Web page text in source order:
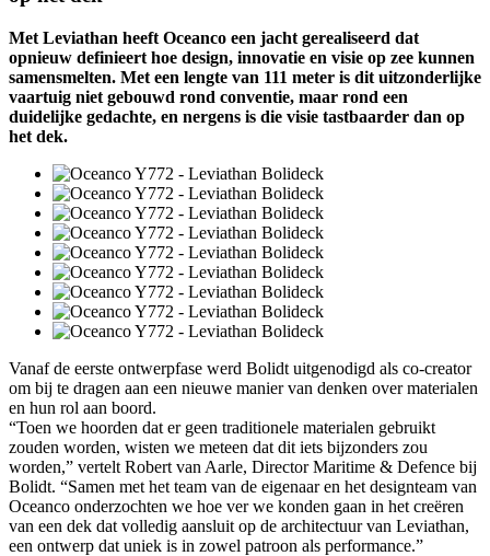
Met Leviathan heeft Oceanco een jacht gerealiseerd dat
opnieuw definieert hoe design, innovatie en visie op zee kunnen
samensmelten. Met een lengte van 111 meter is dit uitzonderlijke
vaartuig niet gebouwd rond conventie, maar rond een
duidelijke gedachte, en nergens is die visie tastbaarder dan op
het dek.
Vanaf de eerste ontwerpfase werd Bolidt uitgenodigd als co-creator
om bij te dragen aan een nieuwe manier van denken over materialen
en hun rol aan boord.
“Toen we hoorden dat er geen traditionele materialen gebruikt
zouden worden, wisten we meteen dat dit iets bijzonders zou
worden,” vertelt Robert van Aarle, Director Maritime & Defence bij
Bolidt. “Samen met het team van de eigenaar en het designteam van
Oceanco onderzochten we hoe ver we konden gaan in het creëren
van een dek dat volledig aansluit op de architectuur van Leviathan,
een ontwerp dat uniek is in zowel patroon als performance.”